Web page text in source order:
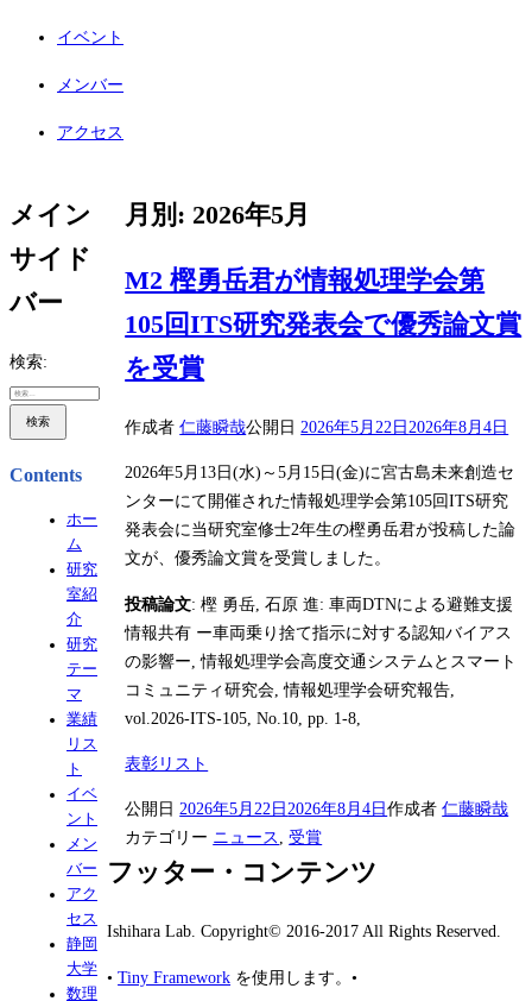
イベント
メンバー
アクセス
月別: 2026年5月
M2 樫勇岳君が情報処理学会第
105回ITS研究発表会で優秀論文賞
を受賞
作成者仁藤瞬哉公開日 2026年5月22日2026年8月4日
2026年5月13日(水)～5月15日(金)に宮古島未来創造セ
ンターにて開催された情報処理学会第105回ITS研究
発表会に当研究室修士2年生の樫勇岳君が投稿した論
文が、優秀論文賞を受賞しました。
投稿論文: 樫 勇岳, 石原 進: 車両DTNによる避難支援
情報共有 ー車両乗り捨て指示に対する認知バイアス
の影響ー, 情報処理学会高度交通システムとスマート
コミュニティ研究会, 情報処理学会研究報告,
vol.2026-ITS-105, No.10, pp. 1-8,
表彰リスト
公開日2026年5月22日2026年8月4日作成者仁藤瞬哉
カテゴリー ニュース,受賞
メイン
サイド
バー
検索:
Contents
ホー
ム
研究
室紹
介
研究
テー
マ
業績
リス
ト
イベ
ント
メン
バー
アク
セス
静岡
大学
数理
フッター・コンテンツ
Ishihara Lab. Copyright© 2016-2017 All Rights Reserved.
• Tiny Framework を使用します。•